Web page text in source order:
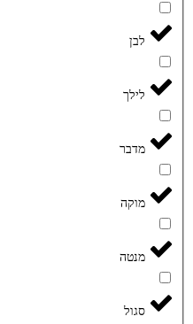
לבן
לילך
מדבר
מוקה
מנטה
סגול